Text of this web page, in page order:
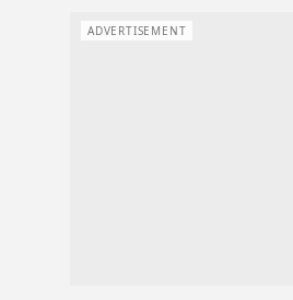
ADVERTISEMENT